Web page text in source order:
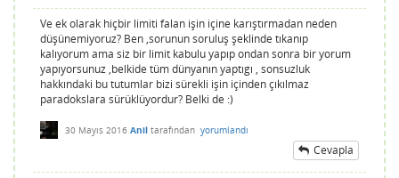
Ve ek olarak hiçbir limiti falan işin içine karıştırmadan neden
düşünemiyoruz? Ben ,sorunun soruluş şeklinde tıkanıp
kalıyorum ama siz bir limit kabulu yapıp ondan sonra bir yorum
yapıyorsunuz ,belkide tüm dünyanın yaptıgı , sonsuzluk
hakkındaki bu tutumlar bizi sürekli işin içinden çıkılmaz
paradokslara sürüklüyordur? Belki de :)
30 Mayıs 2016 Anil tarafından yorumlandı
Cevapla